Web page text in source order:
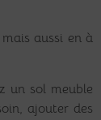
aussi en à
un sol meuble
ajouter des